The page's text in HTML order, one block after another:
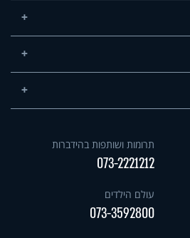
תרומות ושותפות בהידברות
073-2221212
עולם הילדים
073-3592800